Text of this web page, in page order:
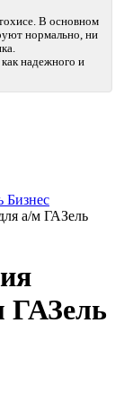
В основном
нормально, ни
надежного и
Бизнес
а/м ГАЗель
ГАЗель